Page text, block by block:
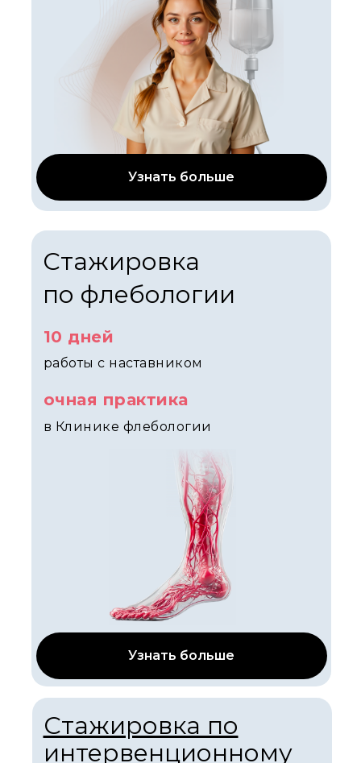
Узнать больше
Стажировка
по флебологии
Узнать больше
10 дней
работы с наставником
в Клинике флебологии
очная практика
Стажировка по
интервенционному